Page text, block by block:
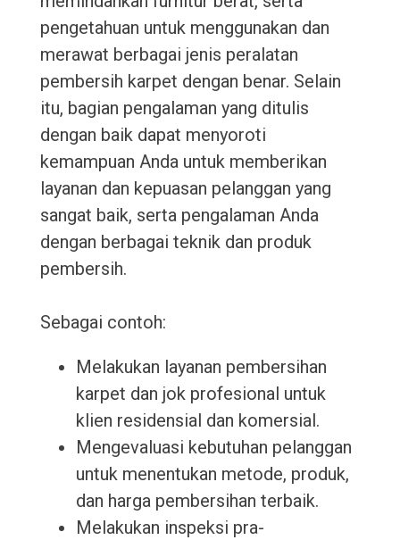
pengetahuan untuk menggunakan dan
merawat berbagai jenis peralatan
pembersih karpet dengan benar. Selain
itu, bagian pengalaman yang ditulis
dengan baik dapat menyoroti
kemampuan Anda untuk memberikan
layanan dan kepuasan pelanggan yang
sangat baik, serta pengalaman Anda
dengan berbagai teknik dan produk
pembersih.
Sebagai contoh:
Melakukan layanan pembersihan
karpet dan jok profesional untuk
klien residensial dan komersial.
Mengevaluasi kebutuhan pelanggan
untuk menentukan metode, produk,
dan harga pembersihan terbaik.
Melakukan inspeksi pra-